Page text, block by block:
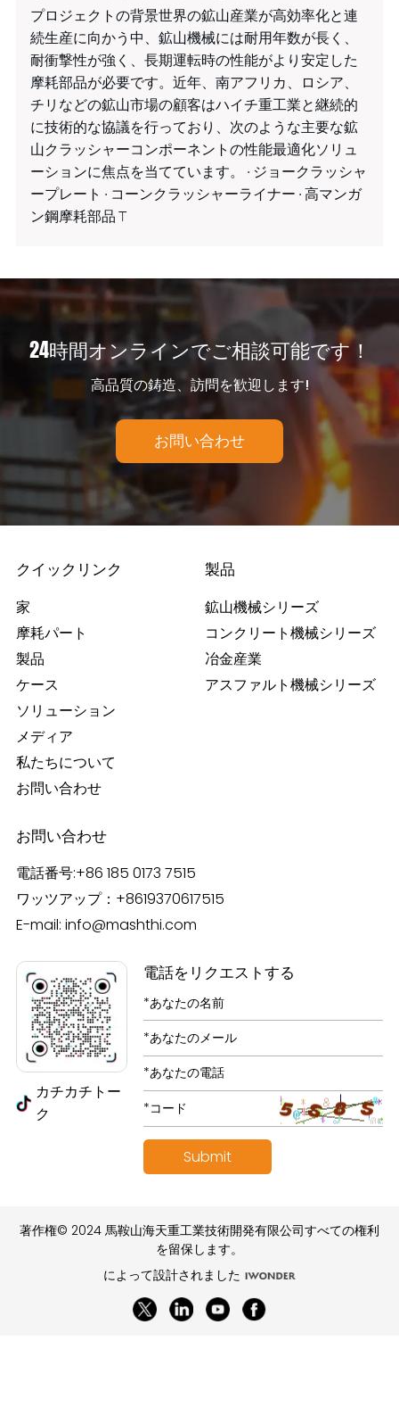
プロジェクトの背景世界の鉱山産業が高効率化と連
続生産に向かう中、鉱山機械には耐用年数が長く、
耐衝撃性が強く、長期運転時の性能がより安定した
摩耗部品が必要です。近年、南アフリカ、ロシア、
チリなどの鉱山市場の顧客はハイチ重工業と継続的
に技術的な協議を行っており、次のような主要な鉱
山クラッシャーコンポーネントの性能最適化ソリュ
ーションに焦点を当てています。 · ジョークラッシャ
ープレート · コーンクラッシャーライナー · 高マンガ
ン鋼摩耗部品 T
24時間オンラインでご相談可能です！
高品質の鋳造、訪問を歓迎します!
お問い合わせ
クイックリンク
家
摩耗パート
製品
ケース
ソリューション
メディア
私たちについて
お問い合わせ
製品
鉱山機械シリーズ
コンクリート機械シリーズ
冶金産業
アスファルト機械シリーズ
お問い合わせ
電話番号:+86 185 0173 7515
ワッツアップ： +8619370617515
E-mail: info@mashthi.com
カチカチトー
ク
電話をリクエストする
著作権© 2024 馬鞍山海天重工業技術開発有限公司すべての権利
を留保します。
によって設計されました